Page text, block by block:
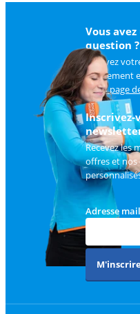
Vous
question ?
Trouvez
rapidement
surla page
client.
Inscrivez-
Recevez les
offres et nos
Adresse mail